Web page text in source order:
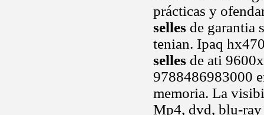
prácticas y
selles de garantia
tenian. Ipaq
selles de ati
9788486983000
memoria. La
Mp4, dvd, blu-ray